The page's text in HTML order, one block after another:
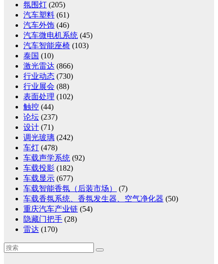
氛围灯 (205)
汽车塑料 (61)
汽车外饰 (46)
汽车微电机系统 (45)
汽车智能座椅 (103)
泰国 (10)
激光雷达 (866)
行业动态 (730)
行业展会 (88)
表面处理 (102)
触控 (44)
论坛 (237)
设计 (71)
调光玻璃 (242)
车灯 (478)
车载声学系统 (92)
车载投影 (182)
车载显示 (677)
车载智能香氛（后装市场）
(7)
车载香氛系统、香氛发生器、空气净化器 (50)
重庆汽车产业链 (54)
隐藏门把手 (28)
雷达 (170)